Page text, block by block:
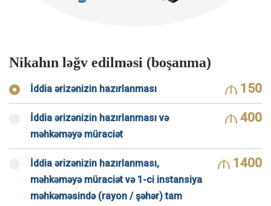
Nikahın ləğv edilməsi (boşanma)
İddia ərizənizin hazırlanması 150
İddia ərizənizin hazırlanması və
məhkəməyə müraciət
400
İddia ərizənizin hazırlanması,
məhkəməyə müraciət və 1-ci instansiya
məhkəməsində (rayon / şəhər) tam
1400